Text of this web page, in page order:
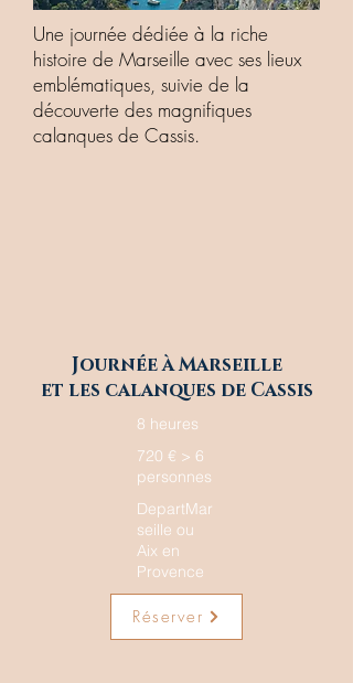
Une journée dédiée à la riche
histoire de Marseille avec ses lieux
emblématiques, suivie de la
découverte des magnifiques
calanques de Cassis.
Journée à Marseille
et les calanques de Cassis
8 heures
720 € > 6
personnes
DepartMar
seille ou
Aix en
Provence
Réserver